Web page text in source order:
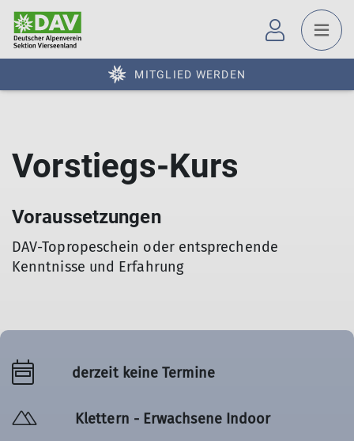
MITGLIED WERDEN
Vorstiegs-Kurs
Voraussetzungen
DAV-Topropeschein oder entsprechende
Kenntnisse und Erfahrung
derzeit keine Termine
Klettern - Erwachsene Indoor